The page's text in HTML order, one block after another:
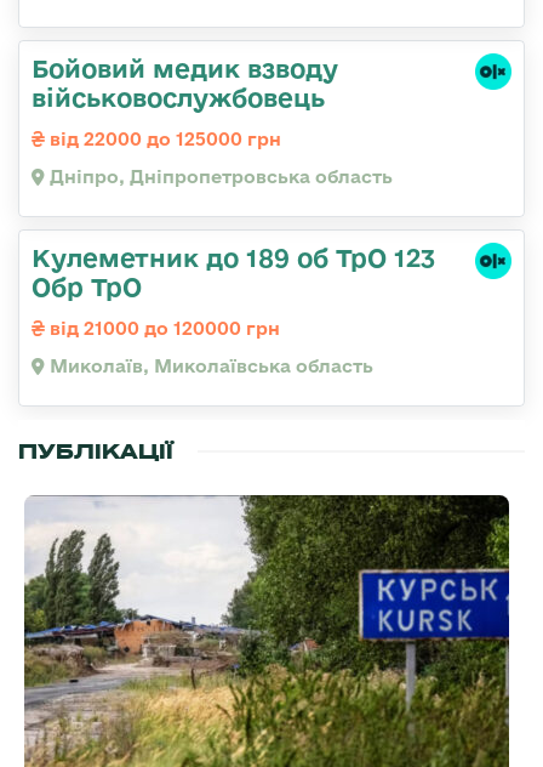
Бойовий медик взводу
військовослужбовець
від 22000 до 125000 грн
Дніпро, Дніпропетровська область
Кулеметник до 189 об ТрО 123
Обр ТрО
від 21000 до 120000 грн
Миколаїв, Миколаївська область
ПУБЛІКАЦІЇ